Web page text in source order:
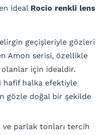
ideal Rocio renkli lens
geçişleriyle gözleri
Amon serisi, özellikle
için idealdir.
hafif halka efektiyle
gözle doğal bir şekilde
ve parlak tonları tercih